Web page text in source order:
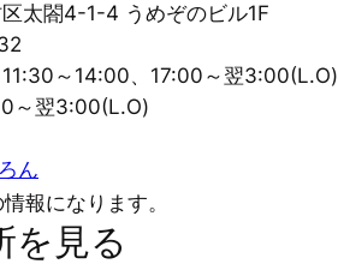
太閤4-1-4 うめぞのビル1F
～14:00、17:00～翌3:00(L.O)
～翌3:00(L.O)
ん
報になります。
見る